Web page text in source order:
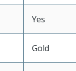
Yes
Gold